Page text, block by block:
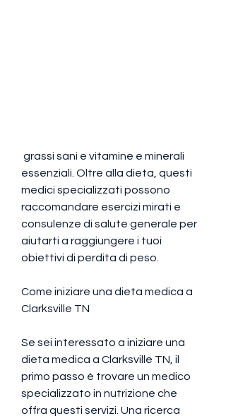
essenziali. Oltre alla dieta, questi
medici specializzati possono
raccomandare esercizi mirati e
consulenze di salute generale per
aiutarti a raggiungere i tuoi
obiettivi di perdita di peso.
Come iniziare una dieta medica a
Clarksville TN
Se sei interessato a iniziare una
dieta medica a Clarksville TN, il
primo passo è trovare un medico
specializzato in nutrizione che
offra questi servizi. Una ricerca